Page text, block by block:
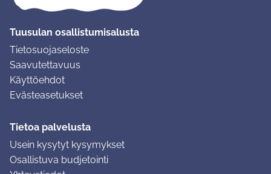
Tuusulan osallistumisalusta
Tietosuojaseloste
Saavutettavuus
Käyttöehdot
Evästeasetukset
Tietoa palvelusta
Usein kysytyt kysymykset
Osallistuva budjetointi